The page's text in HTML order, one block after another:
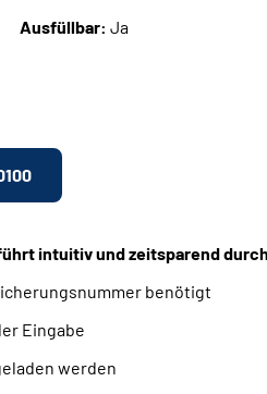
Ausfüllbar: Ja
intuitiv und zeitsparend
benötigt
Eingabe
werden